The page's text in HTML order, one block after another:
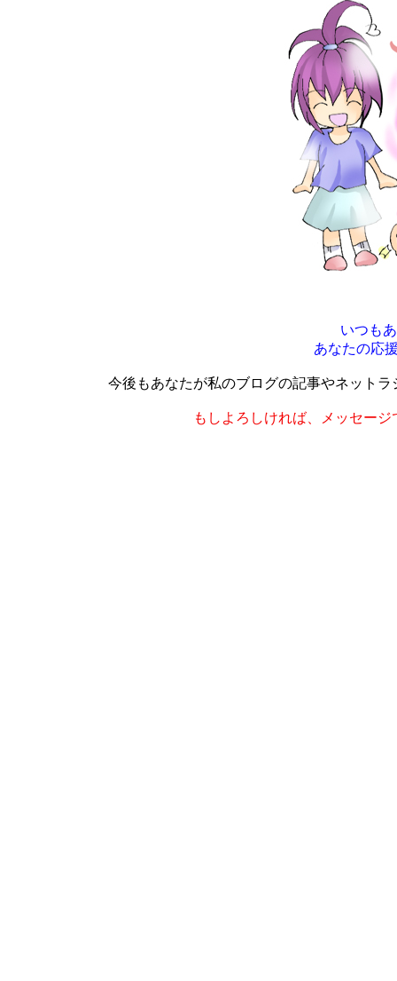
いつも
あなたの応
今後もあなたが私のブログの記事やネット
もしよろしければ、メッセー